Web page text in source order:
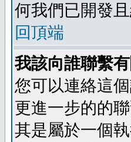
何我們已開發
回頂端
我該向誰聯繫
您可以連絡這
更進一步的的
其是屬於一個